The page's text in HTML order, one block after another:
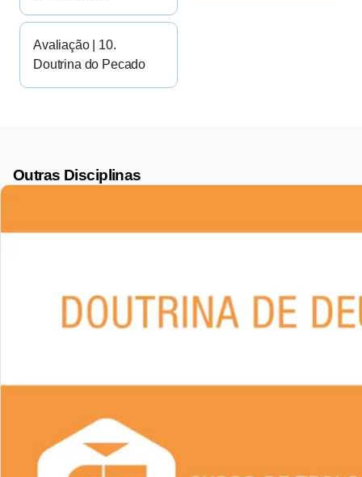
Avaliação | 10.
Doutrina do Pecado
Outras Disciplinas